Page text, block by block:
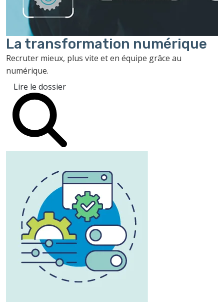
La transformation numérique
Recruter mieux, plus vite et en équipe grâce au
numérique.
Lire le dossier